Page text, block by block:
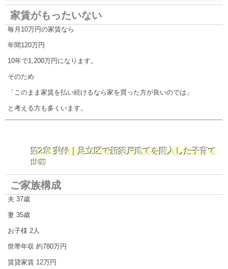
家賃がもったいない
毎月10万円の家賃なら
年間120万円
10年で1,200万円になります。
そのため
「このまま家賃を払い続けるなら家を買った方が良いのでは」
と考える方も多くいます。
第2章 実録｜足立区で新築戸建てを購入した子育て
世帯
ご家族構成
夫 37歳
妻 35歳
お子様 2人
世帯年収 約780万円
賃貸家賃 12万円